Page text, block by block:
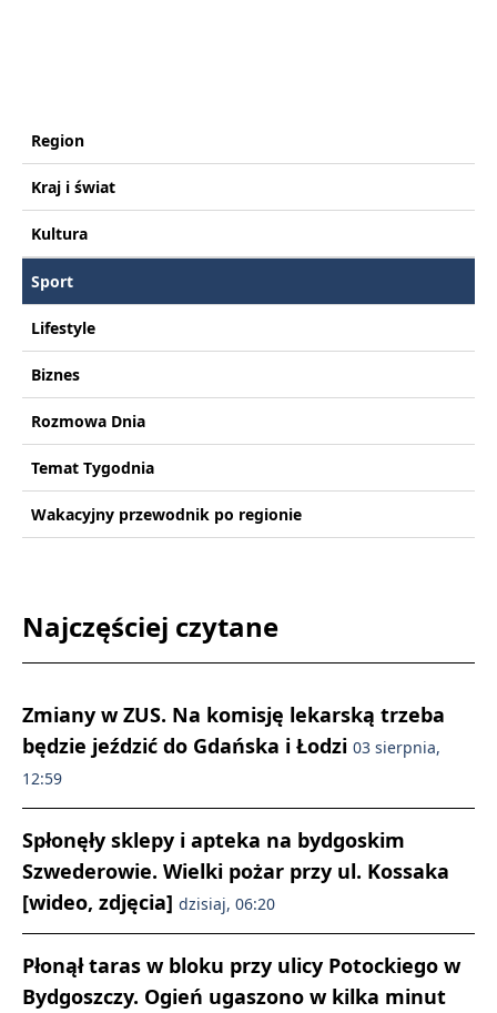
Region
Kraj i świat
Kultura
Sport
Lifestyle
Biznes
Rozmowa Dnia
Temat Tygodnia
Wakacyjny przewodnik po regionie
Najczęściej czytane
Zmiany w ZUS. Na komisję lekarską trzeba
będzie jeździć do Gdańska i Łodzi 03 sierpnia,
12:59
Spłonęły sklepy i apteka na bydgoskim
Szwederowie. Wielki pożar przy ul. Kossaka
[wideo, zdjęcia] dzisiaj, 06:20
Płonął taras w bloku przy ulicy Potockiego w
Bydgoszczy. Ogień ugaszono w kilka minut